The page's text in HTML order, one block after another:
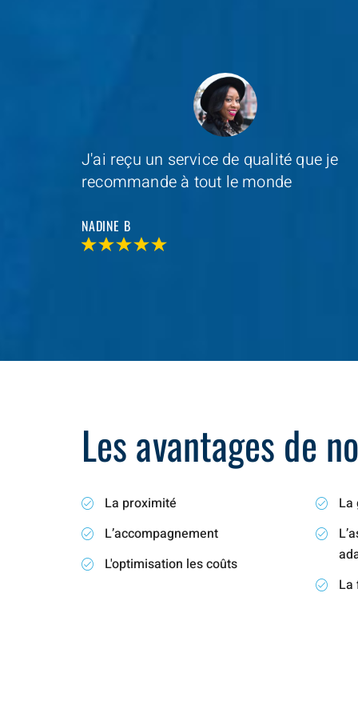
Depannage Servicess'est occupé du
remplacement de ma serrure et le
MAXIME D
Les avantages de
La proximité
L’accompagnement
L'optimisation les coûts
La
La